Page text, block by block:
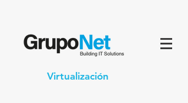
Virtualización